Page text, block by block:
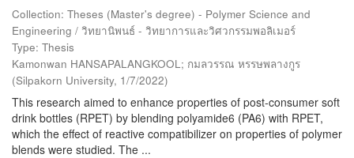
Collection: Theses (Master's degree) - Polymer Science and
Engineering / วิทยานิพนธ์ - วิทยาการและวิศวกรรมพอลิเมอร์
Type: Thesis
Kamonwan HANSAPALANGKOOL; กมลวรรณ หรรษพลางกูร
(Silpakorn University, 1/7/2022)
This research aimed to enhance properties of post-consumer soft
drink bottles (RPET) by blending polyamide6 (PA6) with RPET,
which the effect of reactive compatibilizer on properties of polymer
blends were studied. The ...